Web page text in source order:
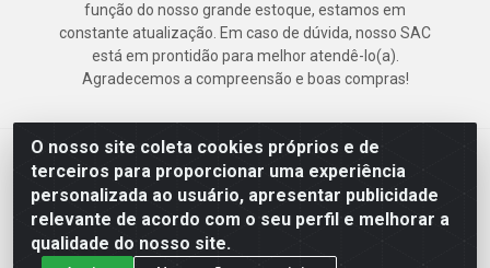
O nosso site coleta cookies próprios e de
terceiros para proporcionar uma experiência
personalizada ao usuário, apresentar publicidade
relevante de acordo com o seu perfil e melhorar a
qualidade do nosso site.
função do nosso grande estoque, estamos em
constante atualização. Em caso de dúvida, nosso SAC
está em prontidão para melhor atendê-lo(a).
Agradecemos a compreensão e boas compras!
Deskontão Atacado - Av. Marechal Mascarenhas de Morais, 2471 -
Imbiribeira - Recife/PE - CEP 51.150-001 - CNPJ 24.150.377/0003-
57